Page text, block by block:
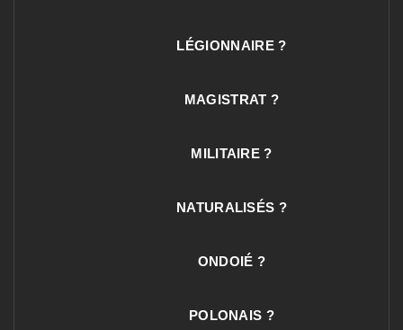
LÉGIONNAIRE ?
MAGISTRAT ?
MILITAIRE ?
NATURALISÉS ?
ONDOIÉ ?
POLONAIS ?